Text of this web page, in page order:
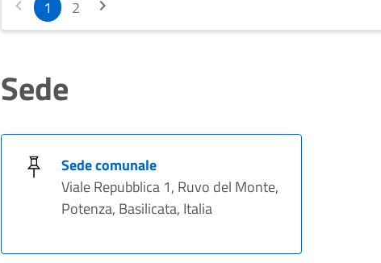
1
2
Sede
Sede comunale
Viale Repubblica 1, Ruvo del Monte,
Potenza, Basilicata, Italia